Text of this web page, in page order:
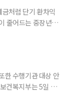
처럼 단기 환차익
줄어드는 중장년층
달러로 내고
한 수행기관 대상 안
건복지부는 5일 노